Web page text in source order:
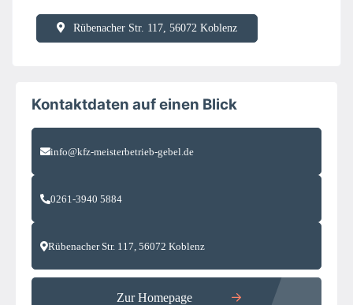
Rübenacher Str. 117, 56072 Koblenz
Kontaktdaten auf einen Blick
info@kfz-meisterbetrieb-gebel.de
0261-3940 5884
Rübenacher Str. 117, 56072 Koblenz
Zur Homepage